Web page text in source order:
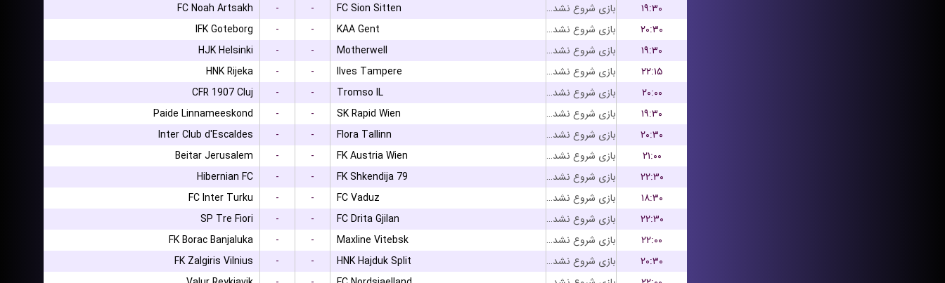
FC Noah Artsakh
- - FC Sion Sitten بازی شروع نشده است
۱۹:۳۰
IFK Goteborg
- - KAA Gent بازی شروع نشده است
۲۰:۳۰
HJK Helsinki
- - Motherwell بازی شروع نشده است
۱۹:۳۰
HNK Rijeka
- - Ilves Tampere بازی شروع نشده است
۲۲:۱۵
CFR 1907 Cluj
- - Tromso IL بازی شروع نشده است
۲۰:۰۰
Paide Linnameeskond
- - SK Rapid Wien بازی شروع نشده است
۱۹:۳۰
Inter Club d'Escaldes
- - Flora Tallinn بازی شروع نشده است
۲۰:۳۰
Beitar Jerusalem
- - FK Austria Wien بازی شروع نشده است
۲۱:۰۰
Hibernian FC
- - FK Shkendija 79 بازی شروع نشده است
۲۲:۳۰
FC Inter Turku
- - FC Vaduz بازی شروع نشده است
۱۸:۳۰
SP Tre Fiori
- - FC Drita Gjilan بازی شروع نشده است
۲۲:۳۰
FK Borac Banjaluka
- - Maxline Vitebsk بازی شروع نشده است
۲۲:۰۰
FK Zalgiris Vilnius
- - HNK Hajduk Split بازی شروع نشده است
۲۰:۳۰